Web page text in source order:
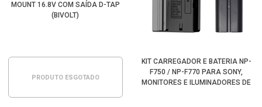
MOUNT 16.8V COM SAÍDA D-TAP
(BIVOLT)
PRODUTO ESGOTADO
KIT CARREGADOR E BATERIA NP-
F750 / NP-F770 PARA SONY,
MONITORES E ILUMINADORES DE